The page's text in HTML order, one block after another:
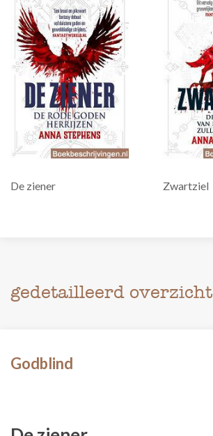
De ziener Zwartziel
gedetailleerd overzicht
Godblind